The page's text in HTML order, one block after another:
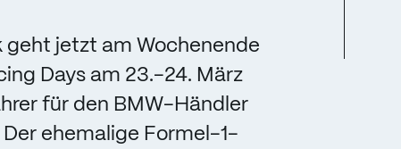
geht jetzt am Wochenende
Days am 23.-24. März
für den BMW-Händler
ehemalige Formel-1-